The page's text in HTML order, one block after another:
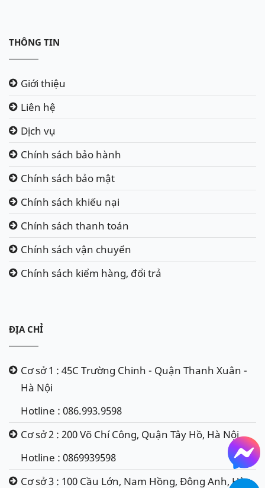
THÔNG TIN
Giới thiệu
Liên hệ
Dịch vụ
Chính sách bảo hành
Chính sách bảo mật
Chính sách khiếu nại
Chính sách thanh toán
Chính sách vận chuyển
Chính sách kiểm hàng, đổi trả
ĐỊA CHỈ
Cơ sở 1 : 45C Trường Chinh - Quận Thanh Xuân -
Hà Nội
Hotline : 086.993.9598
Cơ sở 2 : 200 Võ Chí Công, Quận Tây Hồ, Hà Nội
Hotline : 0869939598
Cơ sở 3 : 100 Cầu Lớn, Nam Hồng, Đông Anh, Hà